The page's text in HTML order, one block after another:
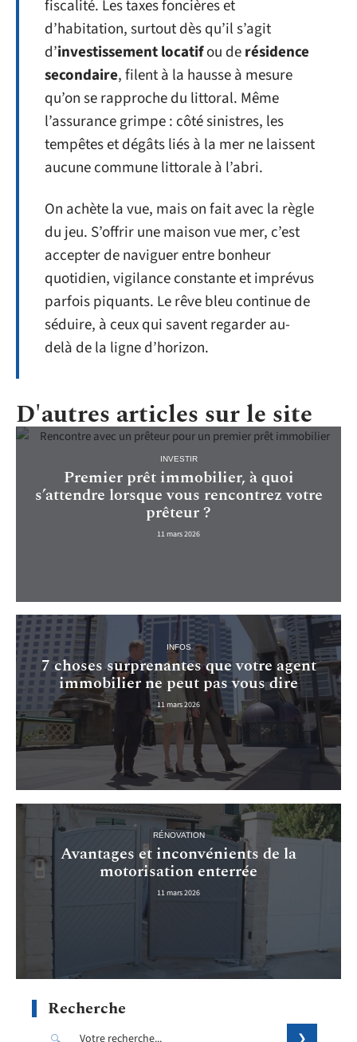
fiscalité. Les taxes foncières et
d’habitation, surtout dès qu’il s’agit
d’investissement locatifou derésidence
secondaire, filent à la hausse à mesure
qu’on se rapproche du littoral. Même
l’assurance grimpe : côté sinistres, les
tempêtes et dégâts liés à la mer ne laissent
aucune commune littorale à l’abri.
On achète la vue, mais on fait avec la règle
du jeu. S’offrir une maison vue mer, c’est
accepter de naviguer entre bonheur
quotidien, vigilance constante et imprévus
parfois piquants. Le rêve bleu continue de
séduire, à ceux qui savent regarder au-
delà de la ligne d’horizon.
D'autres articles sur le site
INVESTIR
Premier prêt immobilier, à quoi
s’attendre lorsque vous rencontrez votre
prêteur ?
11 mars 2026
INFOS
7 choses surprenantes que votre agent
immobilier ne peut pas vous dire
11 mars 2026
RÉNOVATION
Avantages et inconvénients de la
motorisation enterrée
11 mars 2026
Recherche